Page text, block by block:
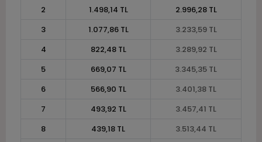
2 1.498,14 TL
2.996,28 TL
3
1.077,86 TL
3.233,59 TL
4
822,48 TL
3.289,92 TL
5
669,07 TL
3.345,35 TL
6
566,90 TL
3.401,38 TL
7
493,92 TL
3.457,41 TL
8
439,18 TL
3.513,44 TL